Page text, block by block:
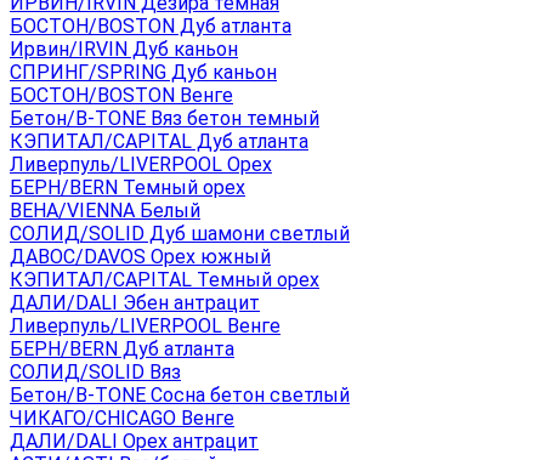
БОСТОН/BOSTON Дуб атланта
Ирвин/IRVIN Дуб каньон
СПРИНГ/SPRING Дуб каньон
БОСТОН/BOSTON Венге
Бетон/B-TONE Вяз бетон темный
КЭПИТАЛ/CAPITAL Дуб атланта
Ливерпуль/LIVERPOOL Орех
БЕРН/BERN Темный орех
ВЕНА/VIENNA Белый
СОЛИД/SOLID Дуб шамони светлый
ДАВОС/DAVOS Орех южный
КЭПИТАЛ/CAPITAL Темный орех
ДАЛИ/DALI Эбен антрацит
Ливерпуль/LIVERPOOL Венге
БЕРН/BERN Дуб атланта
СОЛИД/SOLID Вяз
Бетон/B-TONE Сосна бетон светлый
ЧИКАГО/CHICAGO Венге
ДАЛИ/DALI Орех антрацит